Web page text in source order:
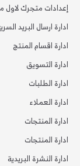
إعدادات متجرك لاول
ادارة ارسال البريد
ادارة اقسام المنتج
ادارة التسويق
ادارة الطلبات
ادارة العملاء
ادارة المنتجات
ادارة المنتجات
ادارة النشرة البريدية